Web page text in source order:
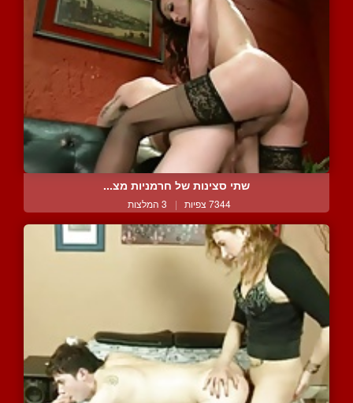
שתי סצינות של חרמניות מצ...
7344 צפיות | 3 המלצות